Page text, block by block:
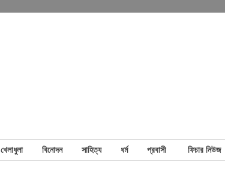
খেলাধুলা বিনোদন সাহিত্য ধর্ম প্রবাসী ফিচার নিউজ